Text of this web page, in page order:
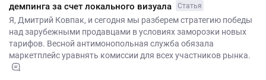
демпинга за счет локального визуала
Статья
Я, Дмитрий Ковпак, и сегодня мы разберем стратегию победы
над зарубежными продавцами в условиях заморозки новых
тарифов. Весной антимонопольная служба обязала
маркетплейс уравнять комиссии для всех участников рынка.